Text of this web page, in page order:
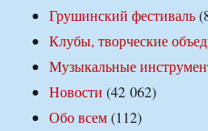
Грушинский фестиваль
Клубы, творческие
Музыкальные
Новости (42 062)
Обо всем(112)